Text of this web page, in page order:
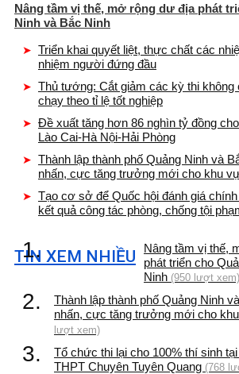
Nâng tầm vị thế, mở rộng dư địa phát
Ninh và Bắc Ninh
Triển khai quyết liệt, thực chất các
nhiệm người đứng đầu
Thủ tướng: Cắt giảm các kỳ thi không
chạy theo tỉ lệ tốt nghiệp
Đề xuất tăng hơn 86 nghìn tỷ đồng
Lào Cai-Hà Nội-Hải Phòng
Thành lập thành phố Quảng Ninh và
nhấn, cực tăng trưởng mới cho khu
Tạo cơ sở để Quốc hội đánh giá
kết quả công tác phòng, chống tội
TIN XEM NHIỀU
1.
Nâng tầm vị thế,
phát triển cho
Ninh (950 lượt xem)
2.
Thành lập thành phố Quảng Ninh
nhấn, cực tăng trưởng mới cho
lượt xem)
3.
Tổ chức thi lại cho 100% thí sinh
THPT Chuyên Tuyên Quang (768